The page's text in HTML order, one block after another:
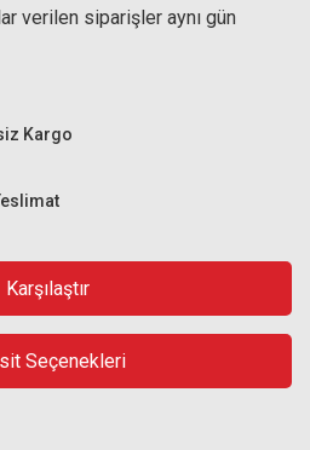
verilen siparişler aynı gün
Kargo
Karşılaştır
Seçenekleri